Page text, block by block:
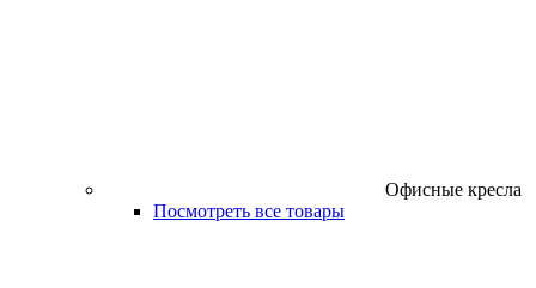
Офисные кресла
Посмотреть все товары